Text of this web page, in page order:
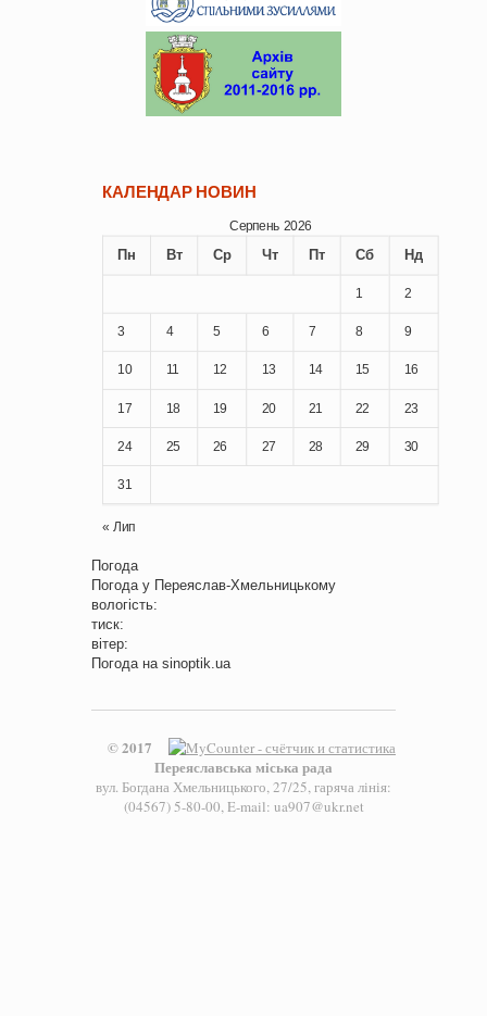
КАЛЕНДАР НОВИН
Серпень 2026
Пн Вт Ср Чт Пт Сб Нд
1 2
3 4 5 6 7 8 9
10 11 12 13 14 15 16
17 18 19 20 21 22 23
24 25 26 27 28 29 30
31
« Лип
Погода
Погода у Переяслав-Хмельницькому
вологість:
тиск:
вітер:
Погода на sinoptik.ua
© 2017
Переяславська міська рада
вул. Богдана Хмельницького, 27/25, гаряча лінія:
(04567) 5-80-00, E-mail: ua907@ukr.net